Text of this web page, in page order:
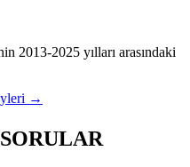
2013-2025 yılları arasındaki
→